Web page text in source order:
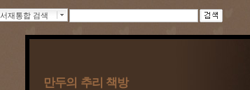
서재통합 검색
만두의 추리 책방